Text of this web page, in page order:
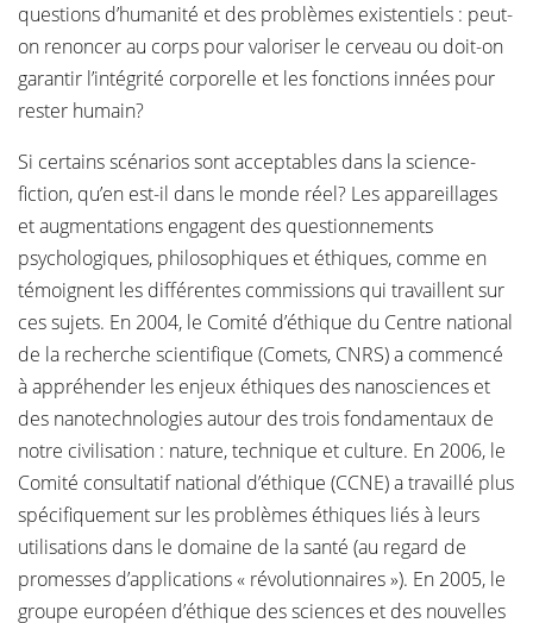
questions d’humanité et des problèmes existentiels : peut-
on renoncer au corps pour valoriser le cerveau ou doit-on
garantir l’intégrité corporelle et les fonctions innées pour
rester humain?
Si certains scénarios sont acceptables dans la science-
fiction, qu’en est-il dans le monde réel? Les appareillages
et augmentations engagent des questionnements
psychologiques, philosophiques et éthiques, comme en
témoignent les différentes commissions qui travaillent sur
ces sujets. En 2004, le Comité d’éthique du Centre national
de la recherche scientifique (Comets, CNRS) a commencé
à appréhender les enjeux éthiques des nanosciences et
des nanotechnologies autour des trois fondamentaux de
notre civilisation : nature, technique et culture. En 2006, le
Comité consultatif national d’éthique (CCNE) a travaillé plus
spécifiquement sur les problèmes éthiques liés à leurs
utilisations dans le domaine de la santé (au regard de
promesses d’applications « révolutionnaires »). En 2005, le
groupe européen d’éthique des sciences et des nouvelles